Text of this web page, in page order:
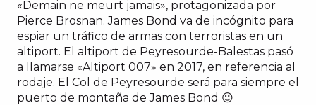
«Demain ne meurt jamais», protagonizada por
Pierce Brosnan. James Bond va de incógnito para
espiar un tráfico de armas con terroristas en un
altiport. El altiport de Peyresourde-Balestas pasó
a llamarse «Altiport 007» en 2017, en referencia al
rodaje. El Col de Peyresourde será para siempre el
puerto de montaña de James Bond 😉